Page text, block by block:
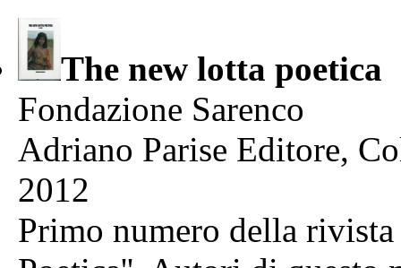
The new lotta poetica
Fondazione Sarenco
Adriano Parise Editore,
2012
Primo numero della